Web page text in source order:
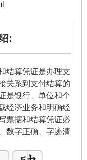
:
结算凭证是办理支
关系到支付结算的
是银行、单位和个
经济业务和明确经
票据和结算凭证必
数字正确、字迹清